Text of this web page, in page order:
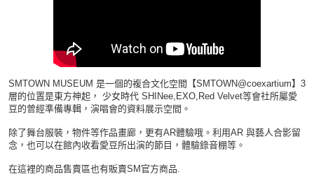
SMTOWN MUSEUM 是一個的複合文化空間【SMTOWN@coexartium】3
層的位置是東方神起， 少女時代 SHINee,EXO,Red Velvet等會社所屬愛
豆的曾經準備專輯，演唱會的資料展示空間。
除了舞台服裝，物件等作品畫廊，更有AR體驗哦。利用AR 與藝人合影留
念，也可以在館內收看愛豆所出演的節目，體驗錄音棚等。
在這裡的商品售賣區也有販賣SM官方商品.